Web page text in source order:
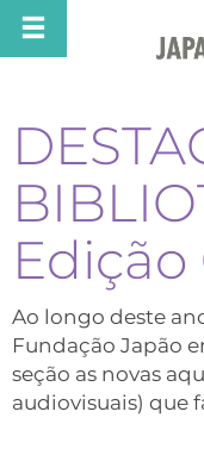
Edição
Ao longo deste
Fundação Japão
seção as novas
audiovisuais) que